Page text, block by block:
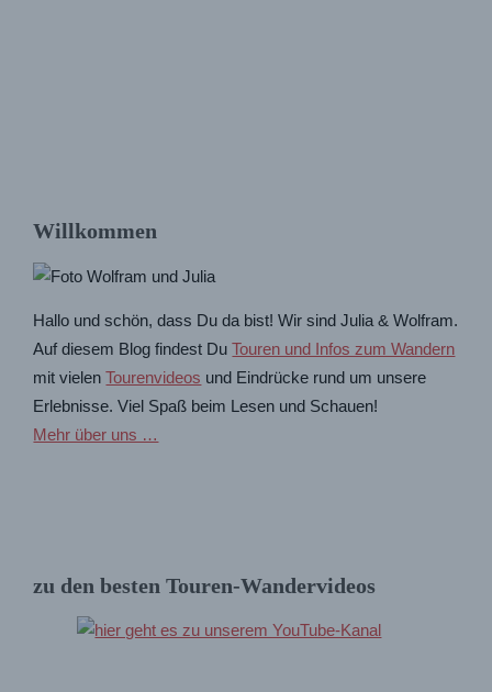
Willkommen
Hallo und schön, dass Du da bist! Wir sind Julia & Wolfram.
Auf diesem Blog findest DuTouren und Infos zum Wandern
mit vielenTourenvideos und Eindrücke rund um unsere
Erlebnisse. Viel Spaß beim Lesen und Schauen!
Mehr über uns …
zu den besten Touren-Wandervideos